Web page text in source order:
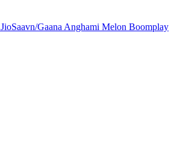
JioSaavn/Gaana Anghami Melon Boomplay